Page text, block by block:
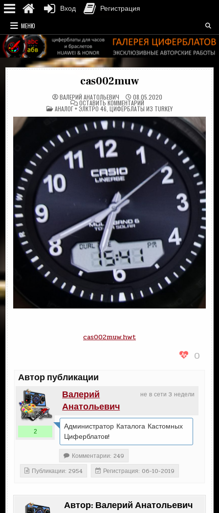
Перейти
к
содержимому
МЕНЮ
cas002muw
ВАЛЕРИЙ АНАТОЛЬЕВИЧ 08.05.2020
ОСТАВИТЬ КОММЕНТАРИЙНА
CAS002MUW
ОПУБЛИКОВАНО
В
АНАЛОГ + ЭЛКТРО 46 ЦИФЕРБЛАТЫ ИЗ TURKEY
cas002muw.hwt
0
Автор публикации
не в сети 3 недели
Валерий
Анатольевич
2
Администратор Каталога Кастомных
Циферблатов!
Комментарии: 249
Публикации: 2954
Регистрация: 06-10-2019
Автор: Валерий Анатольевич
Вход Регистрация